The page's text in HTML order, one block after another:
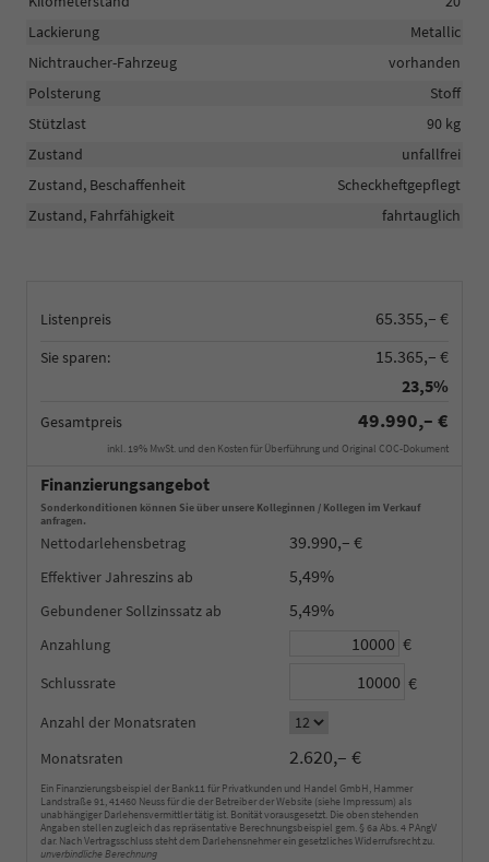
Listenpreis 65.355,– €
Sie sparen:
15.365,– €
23,5%
Gesamtpreis 49.990,– €
inkl. 19% MwSt. und den Kosten für Überführung und Original COC-Dokument
Finanzierungsangebot
Sonderkonditionen können Sie über unsere Kolleginnen / Kollegen im Verkauf
anfragen.
Nettodarlehensbetrag 39.990,– €
Effektiver Jahreszins 5,49%
Gebundener Sollzinssatz 5,49%
Anzahlung €
Schlussrate €
Anzahl der Monatsraten
Monatsraten
2.620,– €
Ein Finanzierungsbeispiel der Bank11 für Privatkunden und Handel GmbH, Hammer
Landstraße 91, 41460 Neuss für die der Betreiber der Website (siehe Impressum) als
unabhängiger Darlehensvermittler tätig ist. Bonität vorausgesetzt. Die oben stehenden
Angaben stellen zugleich das repräsentative Berechnungsbeispiel gem. § 6a Abs. 4 PAngV
dar. Nach Vertragsschluss steht dem Darlehensnehmer ein gesetzliches Widerrufsrecht zu.
unverbindliche Berechnung
Lackierung
Metallic
Nichtraucher-Fahrzeug
vorhanden
Polsterung
Stoff
Stützlast
90 kg
Zustand
unfallfrei
Zustand, Beschaffenheit
Scheckheftgepflegt
Zustand, Fahrfähigkeit
fahrtauglich